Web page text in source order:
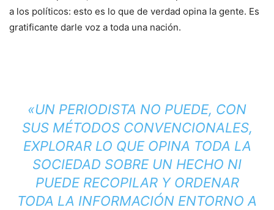
a los políticos: esto es lo que de verdad opina la gente. Es
gratificante darle voz a toda una nación.
«UN PERIODISTA NO PUEDE, CON
SUS MÉTODOS CONVENCIONALES,
EXPLORAR LO QUE OPINA TODA LA
SOCIEDAD SOBRE UN HECHO NI
PUEDE RECOPILAR Y ORDENAR
TODA LA INFORMACIÓN ENTORNO A